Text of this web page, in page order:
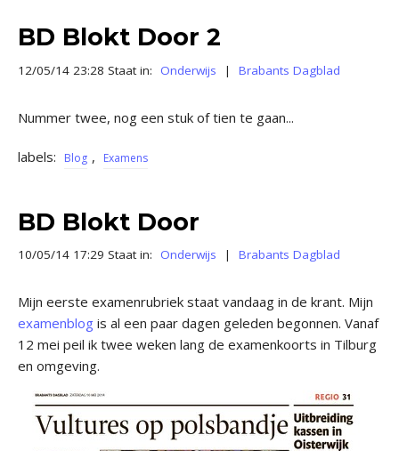
BD Blokt Door 2
12/05/14 23:28 Staat in: Onderwijs | Brabants Dagblad
Nummer twee, nog een stuk of tien te gaan...
labels: Blog , Examens
BD Blokt Door
10/05/14 17:29 Staat in: Onderwijs | Brabants Dagblad
Mijn eerste examenrubriek staat vandaag in de krant. Mijn
examenblog is al een paar dagen geleden begonnen. Vanaf
12 mei peil ik twee weken lang de examenkoorts in Tilburg
en omgeving.